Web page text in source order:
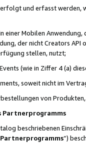
und erfasst werden,
einer Mobilen
der nicht Creators
stellen, nutzt;
(wie in Ziffer 4 (a)
soweit nicht im
von
Partnerprogramms
beschriebenen
“)